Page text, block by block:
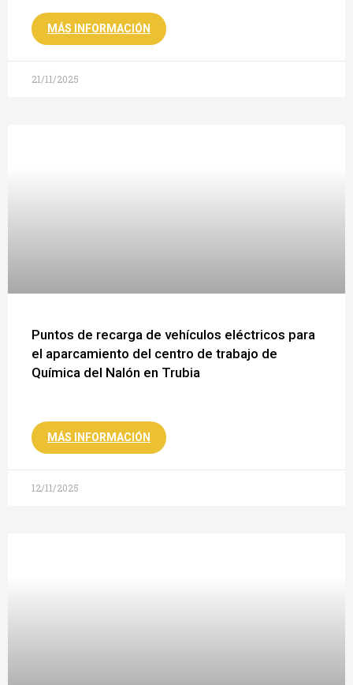
MÁS INFORMACIÓN
21/11/2025
Puntos de recarga de vehículos eléctricos para
el aparcamiento del centro de trabajo de
Química del Nalón en Trubia
MÁS INFORMACIÓN
12/11/2025